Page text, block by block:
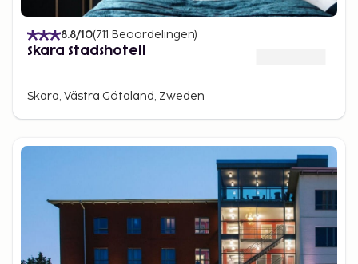
8.8/10(711 Beoordelingen)
Skara Stadshotell
Skara, Västra Götaland, Zweden